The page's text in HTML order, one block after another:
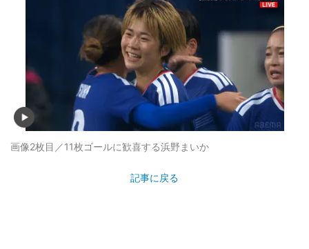
画像2枚目／11枚ゴールに歓喜する浜野まいか
記事に戻る